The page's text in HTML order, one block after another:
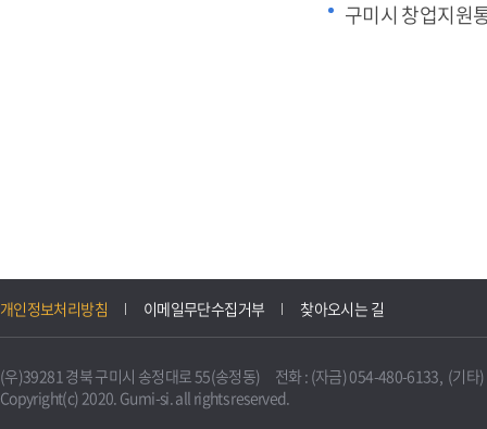
구미시 창업지원
개인정보처리방침 이메일무단수집거부 찾아오시는 길
(우)39281 경북 구미시 송정대로 55(송정동) 전화 : (자금) 054-480-6133, (기타
Copyright(c) 2020. Gumi-si. all rights reserved.